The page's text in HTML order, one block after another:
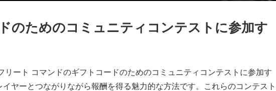
のためのコミュニティコンテストに参加す
リート コマンドのギフトコードのためのコミュニティコンテストに参加す
イヤーとつながりながら報酬を得る魅力的な方法です。これらのコンテスト